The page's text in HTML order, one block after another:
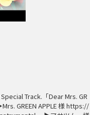
Track.「Dear Mrs. GR
GREEN APPLE 様 https://